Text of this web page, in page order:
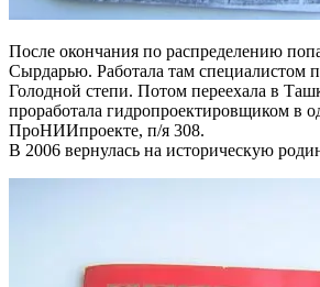
После окончания по распределению
Сырдарью. Работала там специалистом
Голодной степи. Потом переехала в
проработала гидропроектировщиком в
ПроНИИпроекте, п/я 308.
В 2006 вернулась на историческую